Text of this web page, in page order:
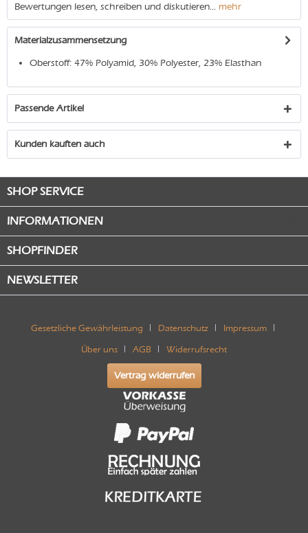
Bewertungen lesen, schreiben und diskutieren... mehr
Materialzusammensetzung
Oberstoff: 47% Polyamid, 30% Polyester, 23% Elasthan
Passende Artikel
Kunden kauften auch
SHOP SERVICE
INFORMATIONEN
SHOPFINDER
NEWSLETTER
Gesetzliche Gewährleistung Datenschutz Impressum
Über uns AGB Widerrufsrecht
Vertrag widerrufen